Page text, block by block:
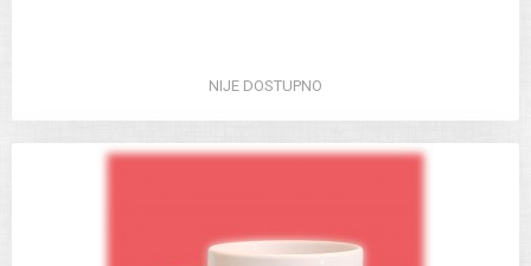
NIJE DOSTUPNO